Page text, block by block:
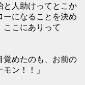
人助けってとこか
ーになることを決め
ここにありって
覚めたのも、お前の
ン！！」